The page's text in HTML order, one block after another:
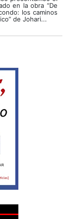
en la obra “De
los caminos
de Johari...